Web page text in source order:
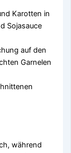
Karotten in
Sojasauce
auf den
Garnelen
während